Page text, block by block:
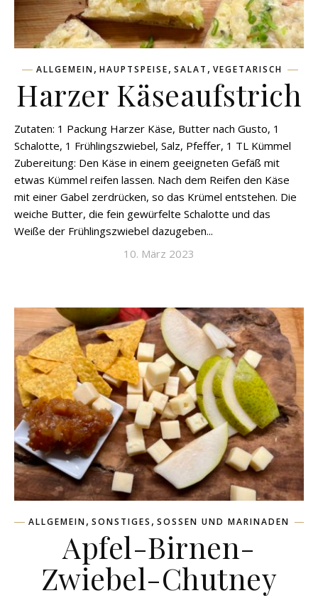
ALLGEMEIN, HAUPTSPEISE, SALAT , VEGETARISCH
Harzer Käseaufstrich
Zutaten: 1 Packung Harzer Käse, Butter nach Gusto, 1
Schalotte, 1 Frühlingszwiebel, Salz, Pfeffer, 1 TL Kümmel
Zubereitung: Den Käse in einem geeigneten Gefäß mit
etwas Kümmel reifen lassen. Nach dem Reifen den Käse
mit einer Gabel zerdrücken, so das Krümel entstehen. Die
weiche Butter, die fein gewürfelte Schalotte und das
Weiße der Frühlingszwiebel dazugeben...
10. März 2023
ALLGEMEIN, SONSTIGES , SOSSEN UND MARINADEN
Apfel-Birnen-
Zwiebel-Chutney